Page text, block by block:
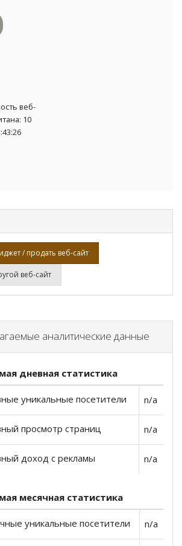
веб-
10
/ продать веб-сайт
веб-сайт
аналитические данные
дневная статистика
уникальные посетители n/a
просмотр страниц n/a
доход с рекламы n/a
месячная статистика
уникальные посетители n/a